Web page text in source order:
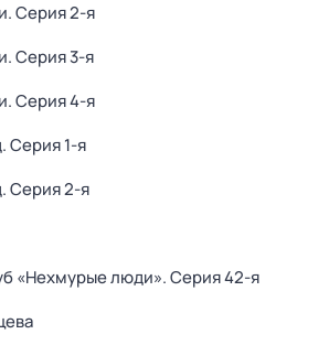
. Серия 2-я
. Серия 3-я
. Серия 4-я
. Серия 1-я
. Серия 2-я
«Нехмурые люди». Серия 42-я